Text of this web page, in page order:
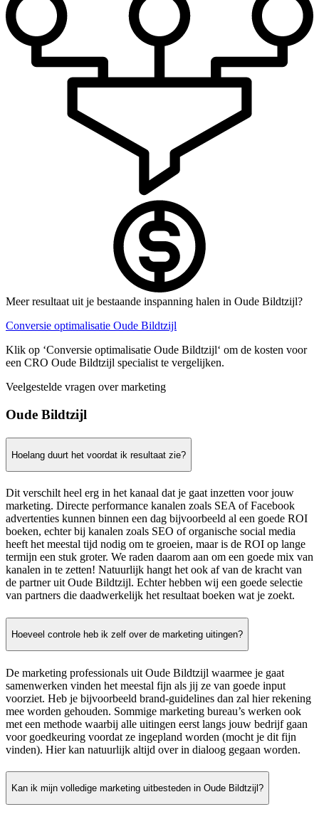
Meer resultaat uit je bestaande inspanning halen in Oude Bildtzijl?
Conversie optimalisatie Oude Bildtzijl
Klik op ‘Conversie optimalisatie Oude Bildtzijl‘ om de kosten voor
een CRO Oude Bildtzijl specialist te vergelijken.
Veelgestelde vragen over marketing
Oude Bildtzijl
Hoelang duurt het voordat ik resultaat zie?
Dit verschilt heel erg in het kanaal dat je gaat inzetten voor jouw
marketing. Directe performance kanalen zoals SEA of Facebook
advertenties kunnen binnen een dag bijvoorbeeld al een goede ROI
boeken, echter bij kanalen zoals SEO of organische social media
heeft het meestal tijd nodig om te groeien, maar is de ROI op lange
termijn een stuk groter. We raden daarom aan om een goede mix van
kanalen in te zetten! Natuurlijk hangt het ook af van de kracht van
de partner uit Oude Bildtzijl. Echter hebben wij een goede selectie
van partners die daadwerkelijk het resultaat boeken wat je zoekt.
Hoeveel controle heb ik zelf over de marketing uitingen?
De marketing professionals uit Oude Bildtzijl waarmee je gaat
samenwerken vinden het meestal fijn als jij ze van goede input
voorziet. Heb je bijvoorbeeld brand-guidelines dan zal hier rekening
mee worden gehouden. Sommige marketing bureau’s werken ook
met een methode waarbij alle uitingen eerst langs jouw bedrijf gaan
voor goedkeuring voordat ze ingepland worden (mocht je dit fijn
vinden). Hier kan natuurlijk altijd over in dialoog gegaan worden.
Kan ik mijn volledige marketing uitbesteden in Oude Bildtzijl?